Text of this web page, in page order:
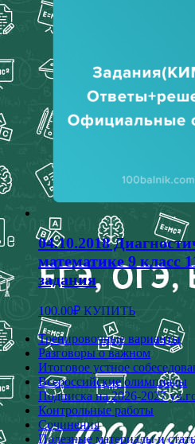
04.10.2018
математике 9 класс
задания
100.00₽ КУПИТЬ
Тренировочные варианты
Разговоры о важном
Итоговое устное
Всероссийские олимпиады
Подписка на 2026-2027
Контрольные работы
Сочинения
Полезные материалы и